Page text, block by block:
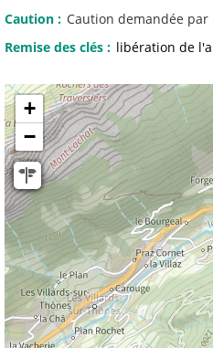
Caution : Caution demandée
Remise des clés : libération de
+
−